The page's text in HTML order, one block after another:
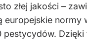
złej jakości –
europejskie normy